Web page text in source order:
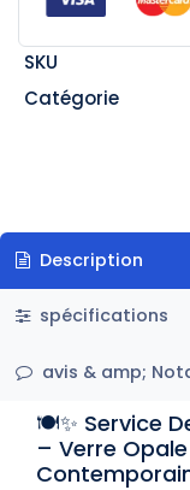
SKU
Catégorie
Description
spécifications
avis & amp;
🍽️✨ Service
– Verre